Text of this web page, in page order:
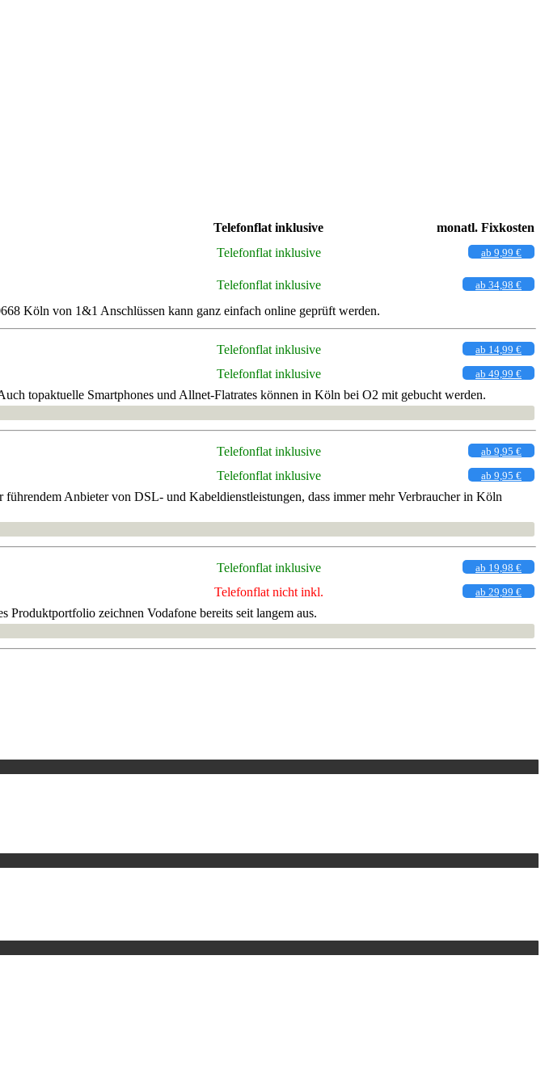
Telefonflat inklusive
monatl. Fixkosten
Telefonflat inklusive ab 9,99 €
Telefonflat inklusive ab 34,98 €
Köln von 1&1 Anschlüssen kann ganz einfach online geprüft werden.
Telefonflat inklusive ab 14,99 €
Telefonflat inklusive ab 49,99 €
topaktuelle Smartphones und Allnet-Flatrates können in Köln bei O2 mit gebucht werden.
Telefonflat inklusive ab 9,95 €
Telefonflat inklusive ab 9,95 €
Anbieter von DSL- und Kabeldienstleistungen, dass immer mehr Verbraucher in Köln
Telefonflat inklusive ab 19,98 €
Telefonflat nicht inkl. ab 29,99 €
zeichnen Vodafone bereits seit langem aus.